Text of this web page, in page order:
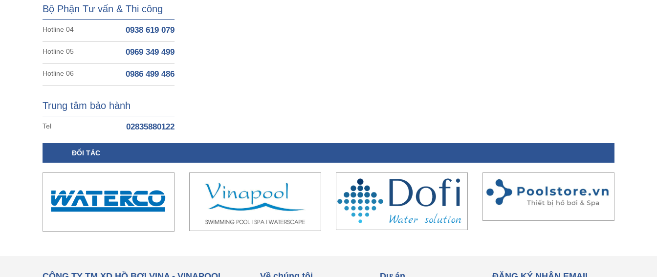
Bộ Phận Tư vấn & Thi công
Hotline 04 0938 619 079
Hotline 05 0969 349 499
Hotline 06 0986 499 486
Trung tâm bảo hành
Tel 02835880122
ĐỐI TÁC